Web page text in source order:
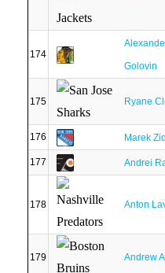
174
Golovin
175 Ryane
176 Marek
177 Andrei
178 Anton
179 Andrew